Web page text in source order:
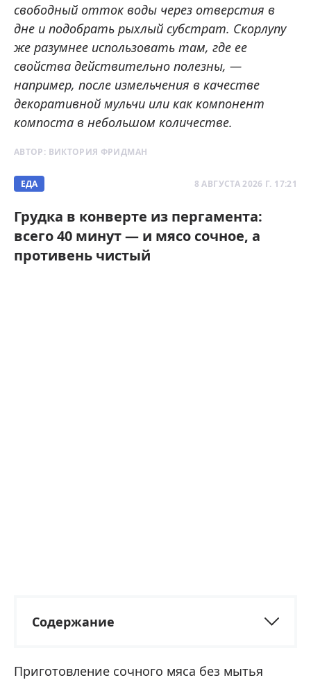
свободный отток воды через отверстия в
дне и подобрать рыхлый субстрат. Скорлупу
же разумнее использовать там, где ее
свойства действительно полезны, —
например, после измельчения в качестве
декоративной мульчи или как компонент
компоста в небольшом количестве.
АВТОР: ВИКТОРИЯ ФРИДМАН
ЕДА 8 АВГУСТА 2026 Г. 17:21
Грудка в конверте из пергамента:
всего 40 минут — и мясо сочное, а
противень чистый
Содержание
Приготовление сочного мяса без мытья